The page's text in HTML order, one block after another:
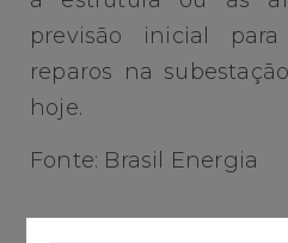
previsão inicial
reparos na
hoje.
Fonte: Brasil Energia